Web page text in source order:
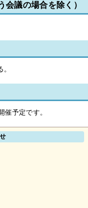
議の場合を除く）
予定です。